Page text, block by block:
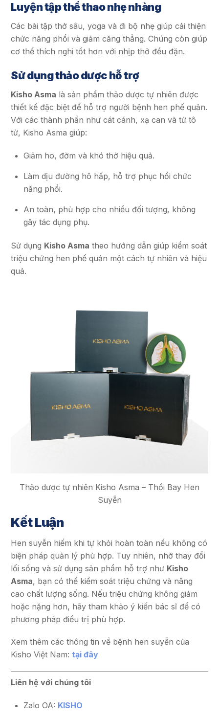
Luyện tập thể thao nhẹ nhàng
Các bài tập thở sâu, yoga và đi bộ nhẹ giúp cải thiện
chức năng phổi và giảm căng thẳng. Chúng còn giúp
cơ thể thích nghi tốt hơn với nhịp thở đều đặn.
Sử dụng thảo dược hỗ trợ
Kisho Asma là sản phẩm thảo dược tự nhiên được
thiết kế đặc biệt để hỗ trợ người bệnh hen phế quản.
Với các thành phần như cát cánh, xạ can và tử tô
tử, Kisho Asma giúp:
Giảm ho, đờm và khó thở hiệu quả.
Làm dịu đường hô hấp, hỗ trợ phục hồi chức
năng phổi.
An toàn, phù hợp cho nhiều đối tượng, không
gây tác dụng phụ.
Sử dụng Kisho Asma theo hướng dẫn giúp kiểm soát
triệu chứng hen phế quản một cách tự nhiên và hiệu
quả.
Thảo dược tự nhiên Kisho Asma – Thổi Bay Hen
Suyễn
Kết Luận
Hen suyễn hiếm khi tự khỏi hoàn toàn nếu không có
biện pháp quản lý phù hợp. Tuy nhiên, nhờ thay đổi
lối sống và sử dụng sản phẩm hỗ trợ như Kisho
Asma, bạn có thể kiểm soát triệu chứng và nâng
cao chất lượng sống. Nếu triệu chứng không giảm
hoặc nặng hơn, hãy tham khảo ý kiến bác sĩ để có
phương pháp điều trị phù hợp.
Xem thêm các thông tin về bệnh hen suyễn của
Kisho Việt Nam:tại đây
Liên hệ với chúng tôi
Zalo OA: KISHO